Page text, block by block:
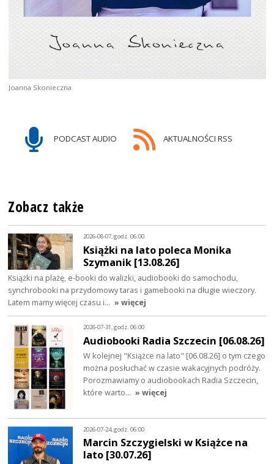
Joanna Skonieczna
PODCAST AUDIO AKTUALNOŚCI RSS
Zobacz także
2026-08-07, godz. 06:00
Książki na lato poleca Monika
Szymanik [13.08.26]
Książki na plażę, e-booki do walizki, audiobooki do samochodu,
synchrobooki na przydomowy taras i gamebooki na długie wieczory.
Latem mamy więcej czasu i… » więcej
2026-07-31, godz. 06:00
Audiobooki Radia Szczecin [06.08.26]
W kolejnej "Książce na lato" [06.08.26] o tym czego
można posłuchać w czasie wakacyjnych podróży.
Porozmawiamy o audiobookach Radia Szczecin,
które warto… » więcej
2026-07-24, godz. 06:00
Marcin Szczygielski w Książce na
lato [30.07.26]